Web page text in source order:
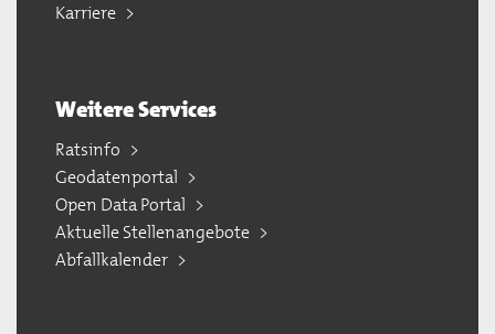
Karriere
Weitere Services
Ratsinfo
Geodatenportal
Open Data Portal
Aktuelle Stellenangebote
Abfallkalender